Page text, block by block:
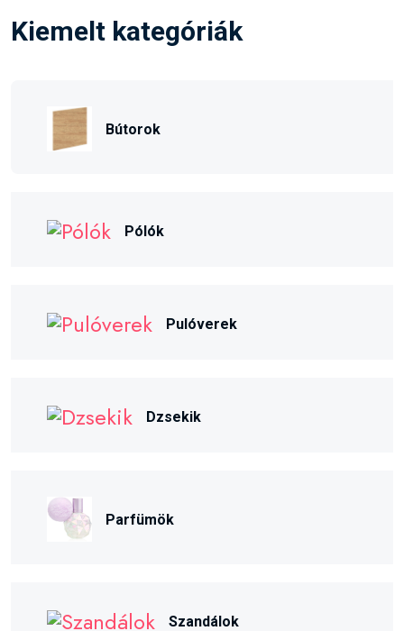
Kiemelt kategóriák
Bútorok
Pólók
Pulóverek
Dzsekik
Parfümök
Szandálok